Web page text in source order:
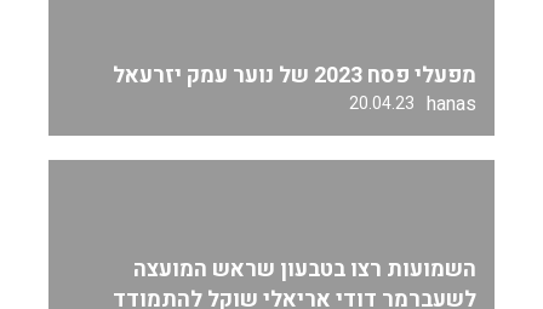
מפעלי פסח 2023 של נוער עמק יזרעאל
hanas
20.04.23
השמועות רצו בטבעון שראש המועצה
לשעברמר דודי אריאלי שוקל להתמודד